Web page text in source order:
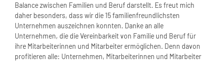
Balance zwischen Familien und Beruf darstellt. Es freut mich
daher besonders, dass wir die 15 familienfreundlichsten
Unternehmen auszeichnen konnten. Danke an alle
Unternehmen, die die Vereinbarkeit von Familie und Beruf für
ihre Mitarbeiterinnen und Mitarbeiter ermöglichen. Denn davon
profitieren alle: Unternehmen, Mitarbeiterinnen und Mitarbeiter